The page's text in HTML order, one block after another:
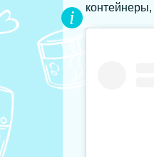
контейнеры,